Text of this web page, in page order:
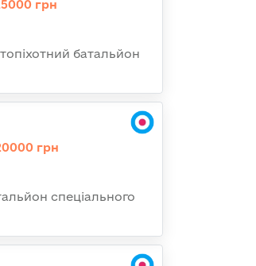
грн
батальйон
грн
спеціального